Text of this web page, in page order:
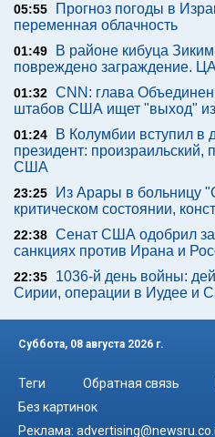
05:55
Прогноз погоды в
переменная облачность
01:49
В районе кибуца
повреждено заграждение.
01:32 CNN: глава
штабов США ищет "выход"
01:24
В Колумбии вступил в
президент:
США
23:25
Из Арары в больницу
критическом состоянии,
22:38 Сенат США одобрил
санкциях против Ирана и
22:35
1036-й день войны:
Сирии, операции в Иудее и
Суббота, 08 августа 2026 г.
Теги Обратная связь
Без картинок
Реклама: